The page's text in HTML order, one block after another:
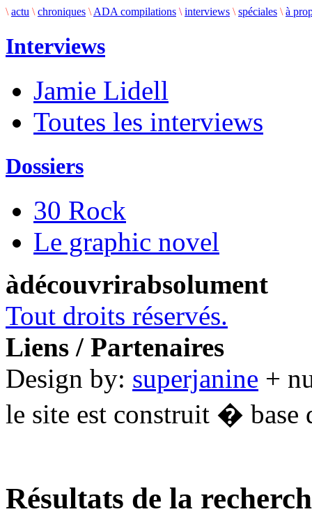
\ actu \ chroniques \ ADA compilations \ interviews \ spéciales \ à
Interviews
Jamie Lidell
Toutes les interviews
Dossiers
30 Rock
Le graphic novel
àdécouvrirabsolument
Tout droits réservés.
Liens / Partenaires
Design by: superjanine +
le site est construit � base
Résultats de la